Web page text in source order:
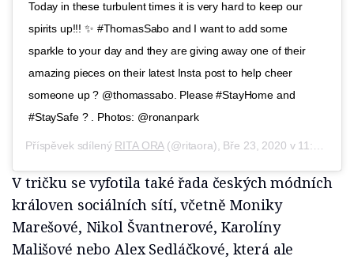
Today in these turbulent times it is very hard to keep our
spirits up!!! ✨ #ThomasSabo and I want to add some
sparkle to your day and they are giving away one of their
amazing pieces on their latest Insta post to help cheer
someone up ? @thomassabo. Please #StayHome and
#StaySafe ? . Photos: @ronanpark
Příspěvek sdílený RITA ORA(@ritaora), Bře 23, 2020 v 11:00 PDT
V tričku se vyfotila také řada českých módních
královen sociálních sítí, včetně Moniky
Marešové, Nikol Švantnerové, Karolíny
Mališové nebo Alex Sedláčkové, která ale